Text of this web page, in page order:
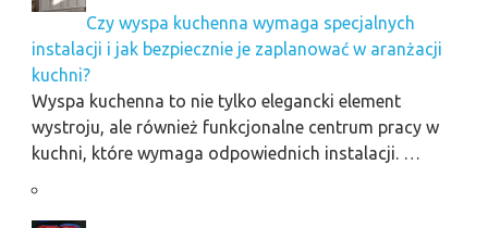
Czy wyspa kuchenna wymaga specjalnych
instalacji i jak bezpiecznie je zaplanować w aranżacji
kuchni?
Wyspa kuchenna to nie tylko elegancki element
wystroju, ale również funkcjonalne centrum pracy w
kuchni, które wymaga odpowiednich instalacji. …